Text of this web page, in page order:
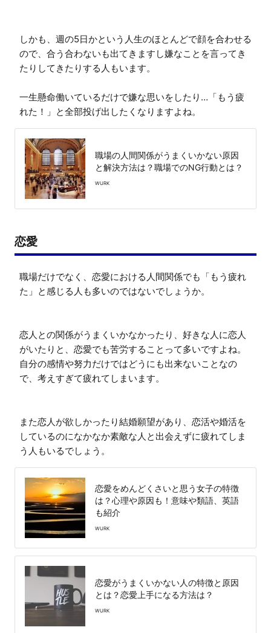
しかも、週の5日かという人生のほとんどで顔を合わせる
ので、合う合わないも出てきますし嫌なことを言ってき
たりしてきたりする人もいます。
一生懸命働いているだけで嫌な思いをしたり…「もう疲
れた！」と全部投げ出したくなりますよね。
職場の人間関係がうまくいかない原因
と解決方法は？職場でのNG行動とは？
WURK
恋愛
職場だけでなく、恋愛における人間関係でも「もう疲れ
た」と感じる人も多いのではないでしょうか。
恋人との関係がうまくいかなかったり、好きな人に恋人
がいたりと、恋愛でも苦労することって多いですよね。
自分の感情や努力だけではどうにも出来ないことなの
で、考えすぎて疲れてしまいます。
また恋人が欲しかったり結婚願望があり、恋活や婚活を
しているのになかなか素敵な人と出会えずに疲れてしま
う人もいるでしょう。
恋愛をめんどくさいと思う女子の特徴
は？心理や原因も！意味や類語、英語
も紹介
WURK
恋愛がうまくいかない人の特徴と原因
とは？恋愛上手になる方法は？
WURK